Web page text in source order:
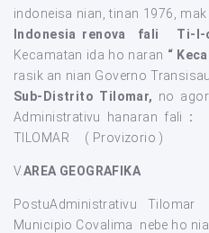
indoneisa nian, tinan 1976, mak
Indonesia renova fali
Ti-l-
Kecamatan ida ho naran “
rasik an nian Governo
Sub-Distrito Tilomar, no
Administrativu hanaran fali
:
TILOMAR ( Provizorio )
V.AREA GEOGRAFIKA
PostuAdministrativu
Municipio Covalima nebe ho